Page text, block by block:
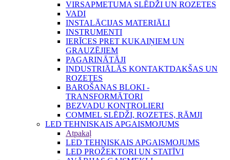
VIRSAPMETUMA SLĒDŽI UN ROZETES
VADI
INSTALĀCIJAS MATERIĀLI
INSTRUMENTI
IERĪCES PRET KUKAIŅIEM UN
GRAUZĒJIEM
PAGARINĀTĀJI
INDUSTRIĀLĀS KONTAKTDAKŠAS UN
ROZETES
BAROŠANAS BLOKI -
TRANSFORMĀTORI
BEZVADU KONTROLIERI
COMMEL SLĒDŽI, ROZETES, RĀMJI
LED TEHNISKAIS APGAISMOJUMS
Atpakaļ
LED TEHNISKAIS APGAISMOJUMS
LED PROŽEKTORI UN STATĪVI